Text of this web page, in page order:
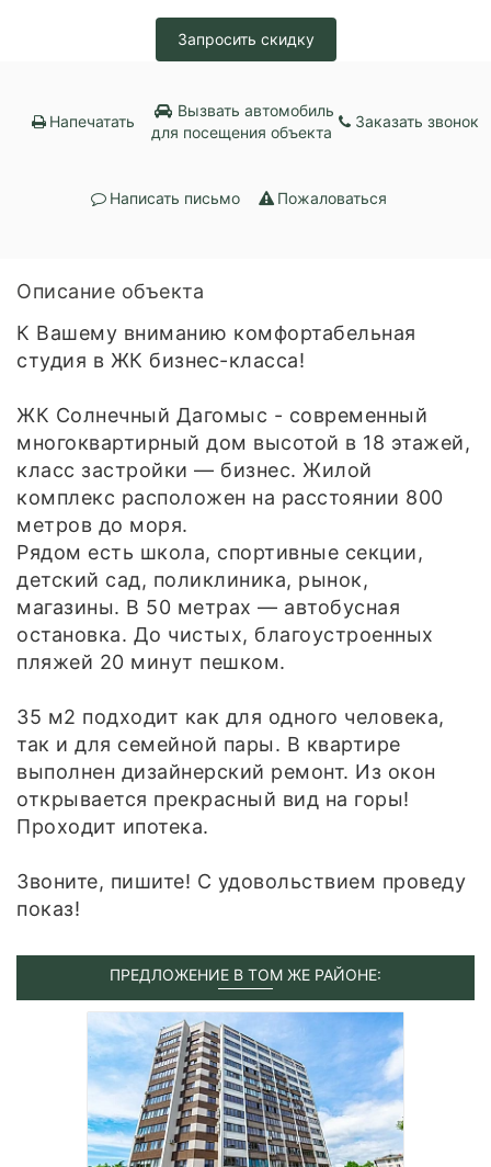
Запросить скидку
Напечатать
Вызвать автомобиль
для посещения объекта
Заказать звонок
Написать письмо Пожаловаться
Описание объекта
К Вашему вниманию комфортабельная
студия в ЖК бизнес-класса!
ЖК Солнечный Дагомыс - современный
многоквартирный дом высотой в 18 этажей,
класс застройки — бизнес. Жилой
комплекс расположен на расстоянии 800
метров до моря.
Рядом есть школа, спортивные секции,
детский сад, поликлиника, рынок,
магазины. В 50 метрах — автобусная
остановка. До чистых, благоустроенных
пляжей 20 минут пешком.
35 м2 подходит как для одного человека,
так и для семейной пары. В квартире
выполнен дизайнерский ремонт. Из окон
открывается прекрасный вид на горы!
Проходит ипотека.
Звоните, пишите! С удовольствием проведу
показ!
ПРЕДЛОЖЕНИЕ В ТОМ ЖЕ РАЙОНЕ: